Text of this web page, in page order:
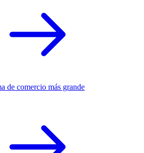
de comercio más grande